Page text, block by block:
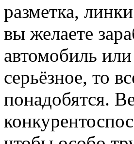
разметка,
вы желаете
автомобиль
серьёзное, то
понадобятся.